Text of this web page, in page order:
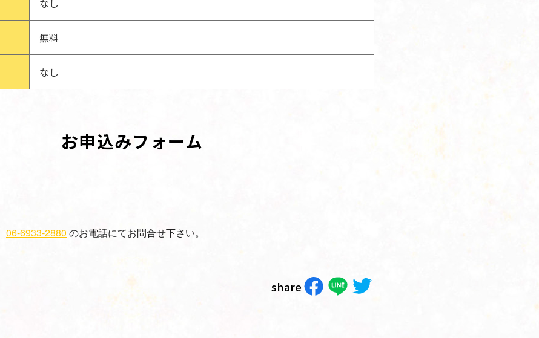
なし
無料
なし
お申込みフォーム
06-6933-2880 のお電話にてお問合せ下さい。
share